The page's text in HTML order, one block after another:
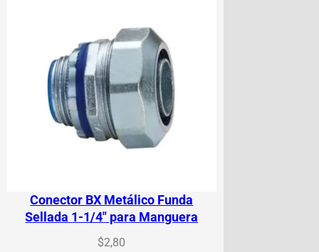
Conector BX Metálico Funda
Sellada 1-1/4″ para Manguera
$2,80